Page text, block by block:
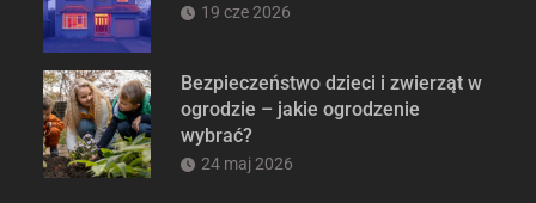
19 cze 2026
Bezpieczeństwo dzieci i zwierząt w
ogrodzie – jakie ogrodzenie
wybrać?
24 maj 2026